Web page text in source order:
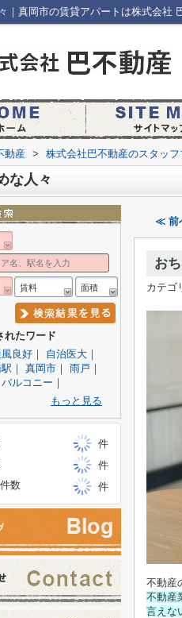
｜真岡市の賃貸アパートは株式会社
動産 > 株式会社巴不動産のスタッ
な人々
≪ 前
お
カテゴ
不動産
不動産
言えな
賃料 面積
れたワード
良好 ｜ 自治医大 ｜
｜ 真岡市 ｜ 雨戸 ｜
バルコニー ｜
もっと見る
件
件
数
件